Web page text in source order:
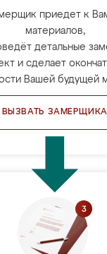
приедет к
материалов,
детальные
и сделает
Вашей будущей
ВЫЗВАТЬ ЗАМЕРЩИКА